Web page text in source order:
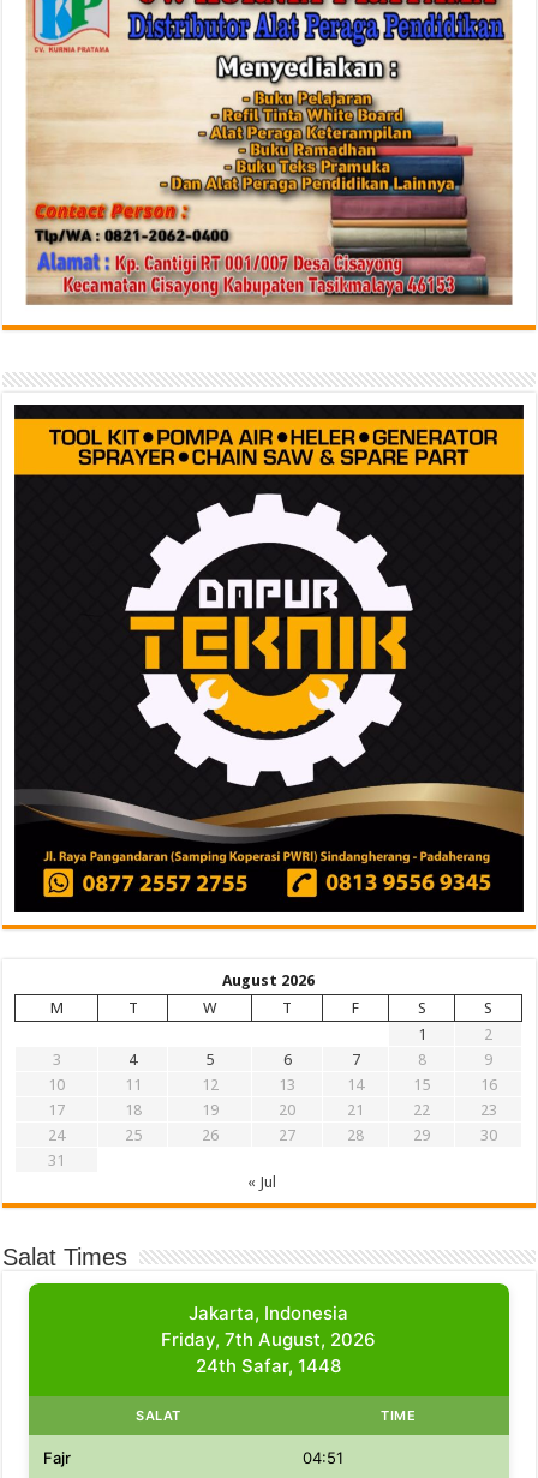
August 2026
M
T W T F S
S
1
2
3
4 5 6 7 8
9
10
11 12 13 14 15
16
17
18 19 20 21 22
23
24
25 26 27 28 29
30
31
« Jul
Salat Times
Jakarta, Indonesia
Friday, 7th August, 2026
24th Safar, 1448
SALAT TIME
Fajr 04:51